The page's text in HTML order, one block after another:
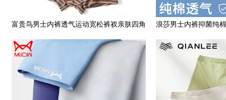
富贵鸟男士内裤透气运动宽松裤衩亲肤四角
短裤头莫代尔平角裤男
浪莎男士内裤抑菌纯
短裤男孩平